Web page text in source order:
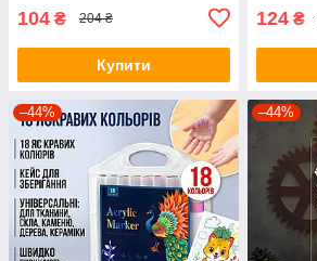
104 ₴ 204 ₴
Купити
124 ₴
–44% –44%